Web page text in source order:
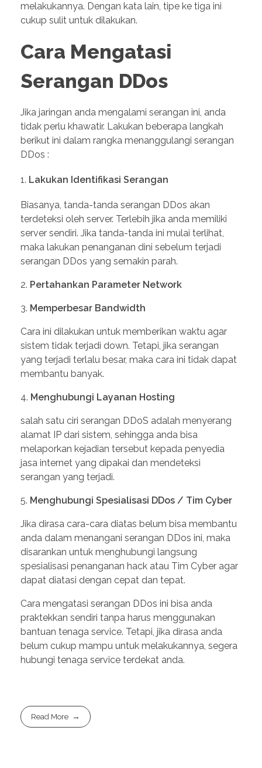
melakukannya. Dengan kata lain, tipe ke tiga ini
cukup sulit untuk dilakukan.
Cara Mengatasi
Serangan DDos
Jika jaringan anda mengalami serangan ini, anda
tidak perlu khawatir. Lakukan beberapa langkah
berikut ini dalam rangka menanggulangi serangan
DDos :
Lakukan Identifikasi Serangan
Biasanya, tanda-tanda serangan DDos akan
terdeteksi oleh server. Terlebih jika anda memiliki
server sendiri. Jika tanda-tanda ini mulai terlihat,
maka lakukan penanganan dini sebelum terjadi
serangan DDos yang semakin parah.
2. Pertahankan Parameter Network
3. Memperbesar Bandwidth
Cara ini dilakukan untuk memberikan waktu agar
sistem tidak terjadi down. Tetapi, jika serangan
yang terjadi terlalu besar, maka cara ini tidak dapat
membantu banyak.
4. Menghubungi Layanan Hosting
salah satu ciri serangan DDoS adalah menyerang
alamat IP dari sistem, sehingga anda bisa
melaporkan kejadian tersebut kepada penyedia
jasa internet yang dipakai dan mendeteksi
serangan yang terjadi.
5. Menghubungi Spesialisasi DDos / Tim Cyber
Jika dirasa cara-cara diatas belum bisa membantu
anda dalam menangani serangan DDos ini, maka
disarankan untuk menghubungi langsung
spesialisasi penanganan hack atau Tim Cyber agar
dapat diatasi dengan cepat dan tepat.
Cara mengatasi serangan DDos ini bisa anda
praktekkan sendiri tanpa harus menggunakan
bantuan tenaga service. Tetapi, jika dirasa anda
belum cukup mampu untuk melakukannya, segera
hubungi tenaga service terdekat anda.
Read More